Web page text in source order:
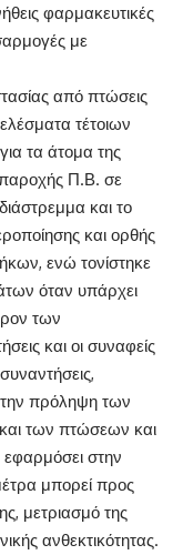
φαρμακευτικές
με
από πτώσεις
τέτοιων
τα άτομα της
παροχής Π.Β. σε
και το
και ορθής
ενώ τονίστηκε
όταν υπάρχει
των
και οι συναφείς
την πρόληψη των
των πτώσεων και
στην
μπορεί προς
μετριασμό της
ανθεκτικότητας.